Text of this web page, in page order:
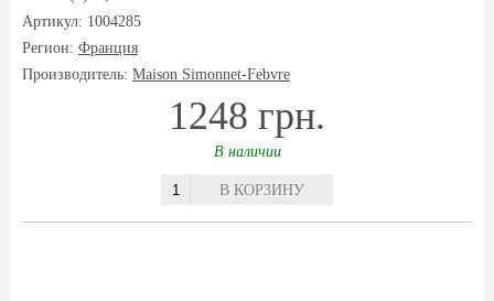
Артикул: 1004285
Регион: Франция
Производитель: Maison Simonnet-Febvre
1248 грн.
В наличии
В КОРЗИНУ